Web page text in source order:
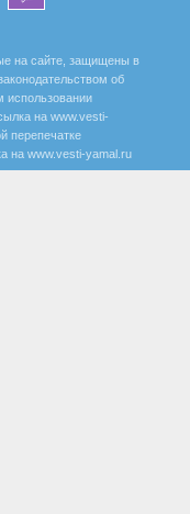
на сайте, защищены в
об
использовании
на www.vesti-
перепечатке
на www.vesti-yamal.ru